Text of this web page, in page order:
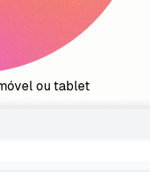
ou tablet